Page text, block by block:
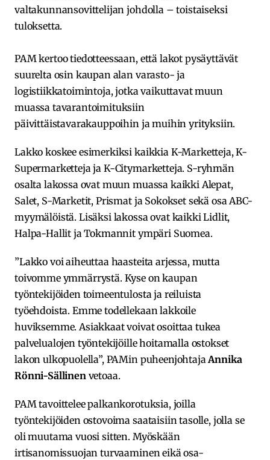
valtakunnansovittelijan johdolla – toistaiseksi
tuloksetta.
PAM kertoo tiedotteessaan, että lakot pysäyttävät
suurelta osin kaupan alan varasto- ja
logistiikkatoimintoja, jotka vaikuttavat muun
muassa tavarantoimituksiin
päivittäistavarakauppoihin ja muihin yrityksiin.
Lakko koskee esimerkiksi kaikkia K-Marketteja, K-
Supermarketteja ja K-Citymarketteja. S-ryhmän
osalta lakossa ovat muun muassa kaikki Alepat,
Salet, S-Marketit, Prismat ja Sokokset sekä osa ABC-
myymälöistä. Lisäksi lakossa ovat kaikki Lidlit,
Halpa-Hallit ja Tokmannit ympäri Suomea.
”Lakko voi aiheuttaa haasteita arjessa, mutta
toivomme ymmärrystä. Kyse on kaupan
työntekijöiden toimeentulosta ja reiluista
työehdoista. Emme todellekaan lakkoile
huviksemme. Asiakkaat voivat osoittaa tukea
palvelualojen työntekijöille hoitamalla ostokset
lakon ulkopuolella”, PAMin puheenjohtaja Annika
Rönni-Sällinen vetoaa.
PAM tavoittelee palkankorotuksia, joilla
työntekijöiden ostovoima saataisiin tasolle, jolla se
oli muutama vuosi sitten. Myöskään
irtisanomissuojan turvaaminen eikä osa-